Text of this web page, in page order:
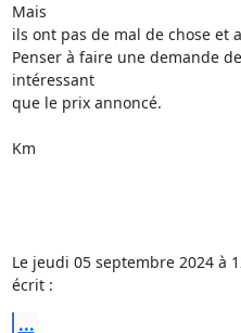
Mais
ils ont pas de mal de chose et
Penser à faire une demande
intéressant
que le prix annoncé.
Km
Le jeudi 05 septembre 2024 à
écrit :
...